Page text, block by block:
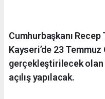
Cumhurbaşkanı Recep
Kayseri’de 23
gerçekleştirilecek olan
açılış yapılacak.